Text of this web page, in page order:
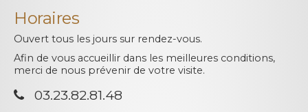
Horaires
Ouvert tous les jours sur rendez-vous.
Afin de vous accueillir dans les meilleures conditions,
merci de nous prévenir de votre visite.
03.23.82.81.48